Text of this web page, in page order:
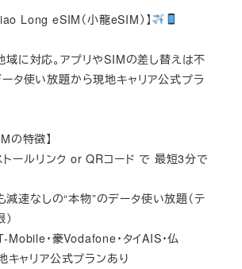
Long eSIM（小龍eSIM）】
に対応。アプリやSIMの差し替えは不
ータ使い放題から現地キャリア公式プラ
の特徴】
トールリンク or QRコード で 最短3分で
速なしの“本物”のデータ使い放題（テ
Mobile・豪Vodafone・タイAIS・仏
ャリア公式プランあり